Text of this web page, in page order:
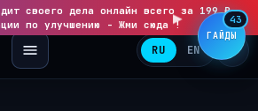
своего дела онлайн всего за 199 ₽
по улучшению - Жми сюда !
▶
RU EN
ГАЙДЫ
43